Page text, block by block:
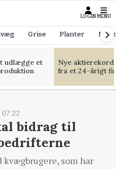
LOGIN MENU
Grise Planter
udlægge et
Nye
fra et 24-årigt
07:22
bidrag til
som har